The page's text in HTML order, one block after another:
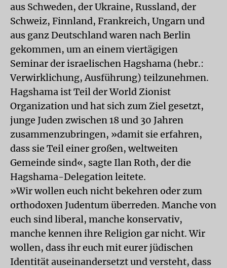
aus Schweden, der Ukraine, Russland, der
Schweiz, Finnland, Frankreich, Ungarn und
aus ganz Deutschland waren nach Berlin
gekommen, um an einem viertägigen
Seminar der israelischen Hagshama (hebr.:
Verwirklichung, Ausführung) teilzunehmen.
Hagshama ist Teil der World Zionist
Organization und hat sich zum Ziel gesetzt,
junge Juden zwischen 18 und 30 Jahren
zusammenzubringen, »damit sie erfahren,
dass sie Teil einer großen, weltweiten
Gemeinde sind«, sagte Ilan Roth, der die
Hagshama-Delegation leitete.
»Wir wollen euch nicht bekehren oder zum
orthodoxen Judentum überreden. Manche von
euch sind liberal, manche konservativ,
manche kennen ihre Religion gar nicht. Wir
wollen, dass ihr euch mit eurer jüdischen
Identität auseinandersetzt und versteht, dass